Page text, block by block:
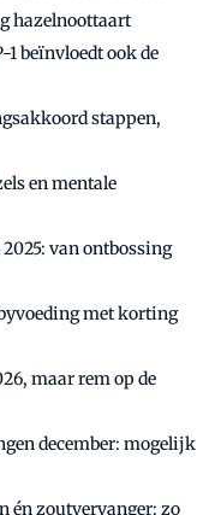
hazelnoottaart
beïnvloedt ook de
stappen,
en mentale
van ontbossing
met korting
maar rem op de
december: mogelijk
én zoutvervanger: zo